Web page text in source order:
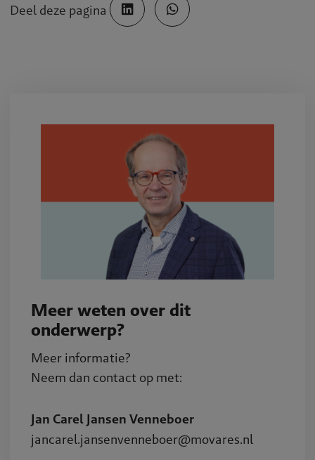
Deel deze pagina
Meer weten over dit
onderwerp?
Meer informatie?
Neem dan contact op met:
Jan Carel Jansen Venneboer
jancarel.jansenvenneboer@movares.nl